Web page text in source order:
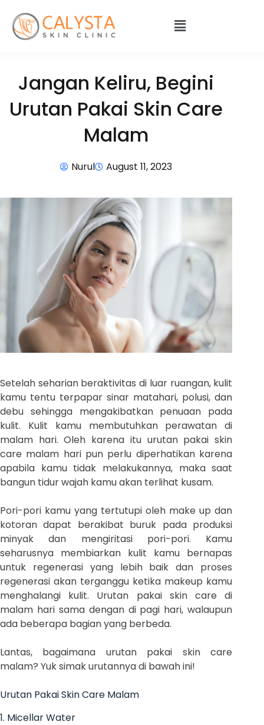
Jangan Keliru, Begini
Urutan Pakai Skin Care
Malam
Nurul August 11, 2023
Setelah seharian beraktivitas di luar ruangan, kulit
kamu tentu terpapar sinar matahari, polusi, dan
debu sehingga mengakibatkan penuaan pada
kulit. Kulit kamu membutuhkan perawatan di
malam hari. Oleh karena itu urutan pakai skin
care malam hari pun perlu diperhatikan karena
apabila kamu tidak melakukannya, maka saat
bangun tidur wajah kamu akan terlihat kusam.
Pori-pori kamu yang tertutupi oleh make up dan
kotoran dapat berakibat buruk pada produksi
minyak dan mengiritasi pori-pori. Kamu
seharusnya membiarkan kulit kamu bernapas
untuk regenerasi yang lebih baik dan proses
regenerasi akan terganggu ketika makeup kamu
menghalangi kulit. Urutan pakai skin care di
malam hari sama dengan di pagi hari, walaupun
ada beberapa bagian yang berbeda.
Lantas, bagaimana urutan pakai skin care
malam? Yuk simak urutannya di bawah ini!
Urutan Pakai Skin Care Malam
1. Micellar Water